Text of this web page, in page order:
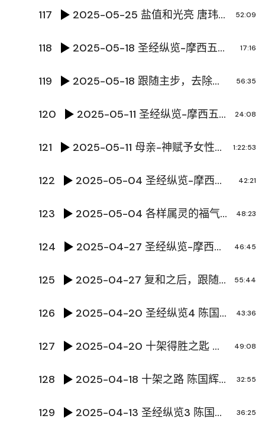
117 2025-05-25 盐值和光亮 唐玮泽传道 52:09
118 2025-05-18 圣经纵览-摩西五经 陈国辉传道 17:16
119 2025-05-18 跟随主步，去除忧虑 陆超明牧师 56:35
120 2025-05-11 圣经纵览-摩西五经 陈国辉传道 24:08
121 2025-05-11 母亲-神赋予女性的独特意义 黄冯冬合师母 1:22:53
122 2025-05-04 圣经纵览-摩西五经 陈国辉传道 42:21
123 2025-05-04 各样属灵的福气 王占臣牧师 48:23
124 2025-04-27 圣经纵览-摩西五经 陈国辉传道 46:45
125 2025-04-27 复和之后，跟随开始 张林传道 55:44
126 2025-04-20 圣经纵览4 陈国辉传道 43:36
127 2025-04-20 十架得胜之匙 唐玮泽传道 49:08
128 2025-04-18 十架之路 陈国辉传道 32:55
129 2025-04-13 圣经纵览3 陈国辉传道 36:25